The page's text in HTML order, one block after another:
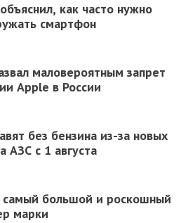
как часто нужно
смартфон
маловероятным запрет
Apple в России
без бензина из-за новых
АЗС с 1 августа
самый большой и роскошный
марки